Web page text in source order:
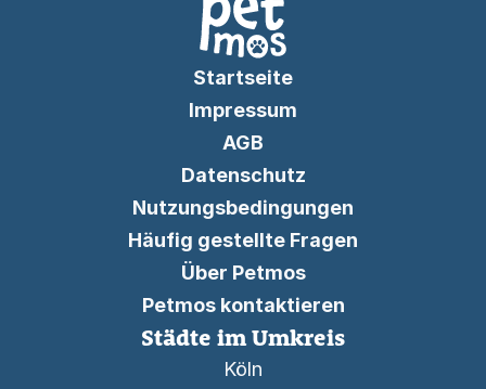
Startseite
Impressum
AGB
Datenschutz
Nutzungsbedingungen
Häufig gestellte Fragen
Über Petmos
Petmos kontaktieren
Städte im Umkreis
Köln